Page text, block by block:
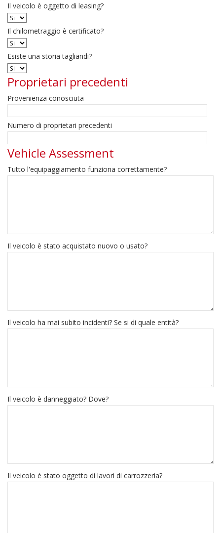
Il veicolo è oggetto di leasing?
Il chilometraggio è certificato?
Esiste una storia tagliandi?
Proprietari precedenti
Provenienza conosciuta
Numero di proprietari precedenti
Vehicle Assessment
Tutto l'equipaggiamento funziona correttamente?
Il veicolo è stato acquistato nuovo o usato?
Il veicolo ha mai subito incidenti? Se si di quale entità?
Il veicolo è danneggiato? Dove?
Il veicolo è stato oggetto di lavori di carrozzeria?